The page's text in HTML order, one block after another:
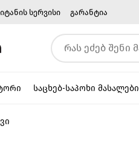
სერვისი გარანტია
საცხებ-საპოხი მასალები